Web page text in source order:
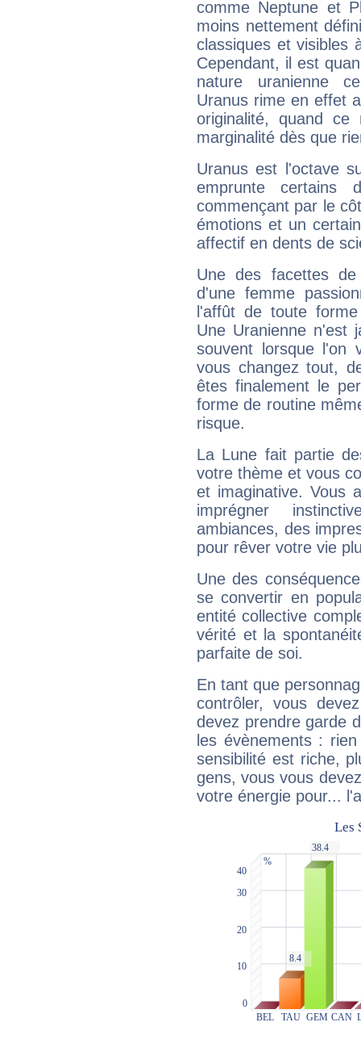
comme Neptune et
moins nettement
classiques et visibles
Cependant, il est
nature uranienne
Uranus rime en effet
originalité, quand ce
marginalité dès que
Uranus est l'octave
emprunte
commençant par le
émotions et un
affectif en dents de
Une des facettes
d'une femme
l'affût de toute
Une Uranienne n'est
souvent lorsque l'on
vous changez tout,
êtes finalement le
forme de routine
risque.
La Lune fait partie
votre thème et vous
et imaginative. Vous
imprégner
ambiances, des
pour rêver votre vie
Une des
se convertir en
entité collective
vérité et la
parfaite de soi.
En tant que
contrôler, vous
devez prendre garde
les évènements :
sensibilité est riche,
gens, vous vous
votre énergie pour...